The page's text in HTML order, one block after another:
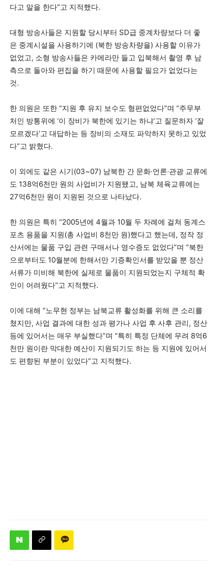
다고 말을 한다”고 지적했다.
대형 방송사들은 지원할 당시부터 SD급 중계차량보다 더 좋
은 중계시설을 사용하기에 (북한 방송차량을) 사용할 이유가
없었고, 소형 방송사들은 카메라만 들고 입북해서 촬영 후 남
측으로 돌아와 편집을 하기 때문에 사용할 필요가 없었다는
것.
한 의원은 또한 “지원 후 유지 보수도 형편없었다”며 “주무부
처인 방통위에 ‘이 장비가 북한에 있기는 하냐’고 질문하자 ‘잘
모르겠다’고 대답하는 등 장비의 소재도 파악하지 못하고 있었
다”고 밝혔다.
이 외에도 같은 시기(03~07) 남북한 간 문화·언론·관광 교류에
도 138억6천만 원의 사업비가 지원됐고, 남북 체육교류에는
27억6천만 원이 지원된 것으로 나타났다.
한 의원은 특히 “2005년에 4월과 10월 두 차례에 걸쳐 동계스
포츠 용품을 지원(총 사업비 8천만 원)했다고 했는데, 정작 정
산서에는 물품 구입 관련 구매서나 영수증도 없었다”며 “북한
으로부터도 10월분에 한해서만 기증확인서를 받았을 뿐 정산
서류가 미비해 북한에 실제로 물품이 지원되었는지 구체적 확
인이 어려웠다”고 지적했다.
이에 대해 “노무현 정부는 남북교류 활성화를 위해 큰 소리를
쳤지만, 사업 결과에 대한 성과 평가나 사업 후 사후 관리, 정산
등에 있어서는 매우 부실했다”며 “특히 특정 단체에 무려 8억6
천만 원이란 막대한 예산이 지원되기도 하는 등 지원에 있어서
도 편향된 부분이 있었다”고 지적했다.